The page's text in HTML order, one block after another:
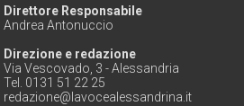
Direttore Responsabile
Andrea Antonuccio
Direzione e redazione
Via Vescovado, 3 - Alessandria
Tel. 0131 51 22 25
redazione@lavocealessandrina.it